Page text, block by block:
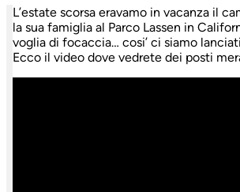
L’estate scorsa eravamo in vacanza il
la sua famiglia al Parco Lassen in
voglia di focaccia… cosi’ ci siamo
Ecco il video dove vedrete dei posti